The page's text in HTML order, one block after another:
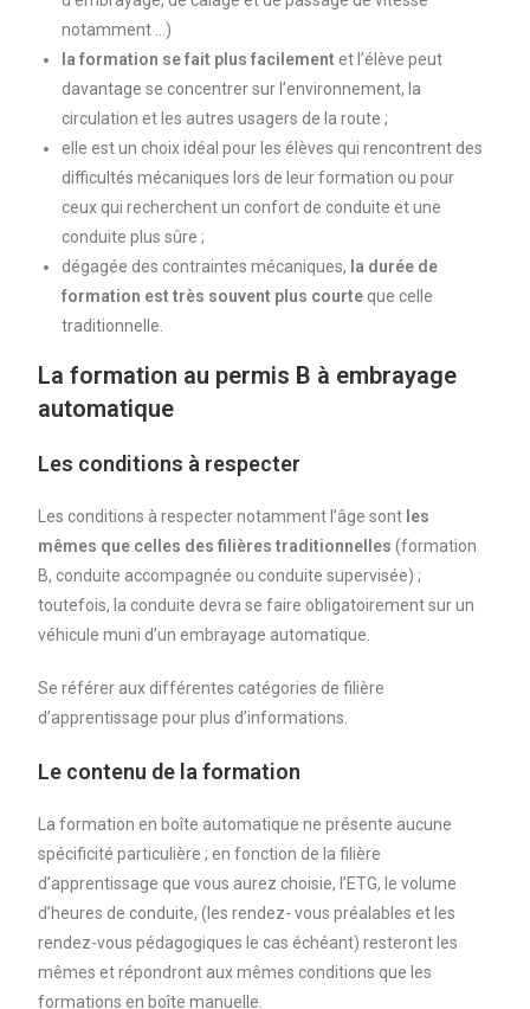
notamment …)
la formation se fait plus facilement et l’élève peut
davantage se concentrer sur l’environnement, la
circulation et les autres usagers de la route ;
elle est un choix idéal pour les élèves qui rencontrent des
difficultés mécaniques lors de leur formation ou pour
ceux qui recherchent un confort de conduite et une
conduite plus sûre ;
dégagée des contraintes mécaniques, la durée de
formation est très souvent plus courte que celle
traditionnelle.
La formation au permis B à embrayage
automatique
Les conditions à respecter
Les conditions à respecter notamment l’âge sont les
mêmes que celles des filières traditionnelles (formation
B, conduite accompagnée ou conduite supervisée) ;
toutefois, la conduite devra se faire obligatoirement sur un
véhicule muni d’un embrayage automatique.
Se référer aux différentes catégories de filière
d’apprentissage pour plus d’informations.
Le contenu de la formation
La formation en boîte automatique ne présente aucune
spécificité particulière ; en fonction de la filière
d’apprentissage que vous aurez choisie, l’ETG, le volume
d’heures de conduite, (les rendez- vous préalables et les
rendez-vous pédagogiques le cas échéant) resteront les
mêmes et répondront aux mêmes conditions que les
formations en boîte manuelle.